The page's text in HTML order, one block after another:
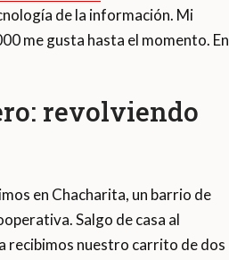
de la información. Mi
me gusta hasta el momento. En
revolviendo
en Chacharita, un barrio de
Salgo de casa al
recibimos nuestro carrito de dos